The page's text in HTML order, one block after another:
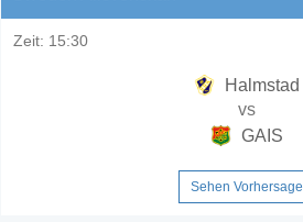
Zeit: 15:30
Halmstad
vs
GAIS
Sehen Vorhersage